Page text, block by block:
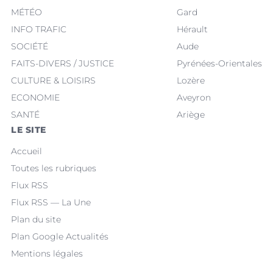
MÉTÉO
INFO TRAFIC
SOCIÉTÉ
FAITS-DIVERS / JUSTICE
CULTURE & LOISIRS
ECONOMIE
SANTÉ
Gard
Hérault
Aude
Pyrénées-Orientales
Lozère
Aveyron
Ariège
LE SITE
Accueil
Toutes les rubriques
Flux RSS
Flux RSS — La Une
Plan du site
Plan Google Actualités
Mentions légales